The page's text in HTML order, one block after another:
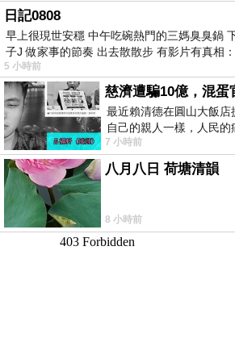
日記0808
早上很現世安穩 中午吃碗熱門的三媽臭臭鍋
子J 做家事的節奏 出去散散步 有影片有真相
5 小時前
慈濟遭騙10億，混
最近賴清德在圓山大飯
自己的親人一樣，人民
民如親，說的這麼好聽，
7 小時前
八月八日 荷塘清韻
8 小時前